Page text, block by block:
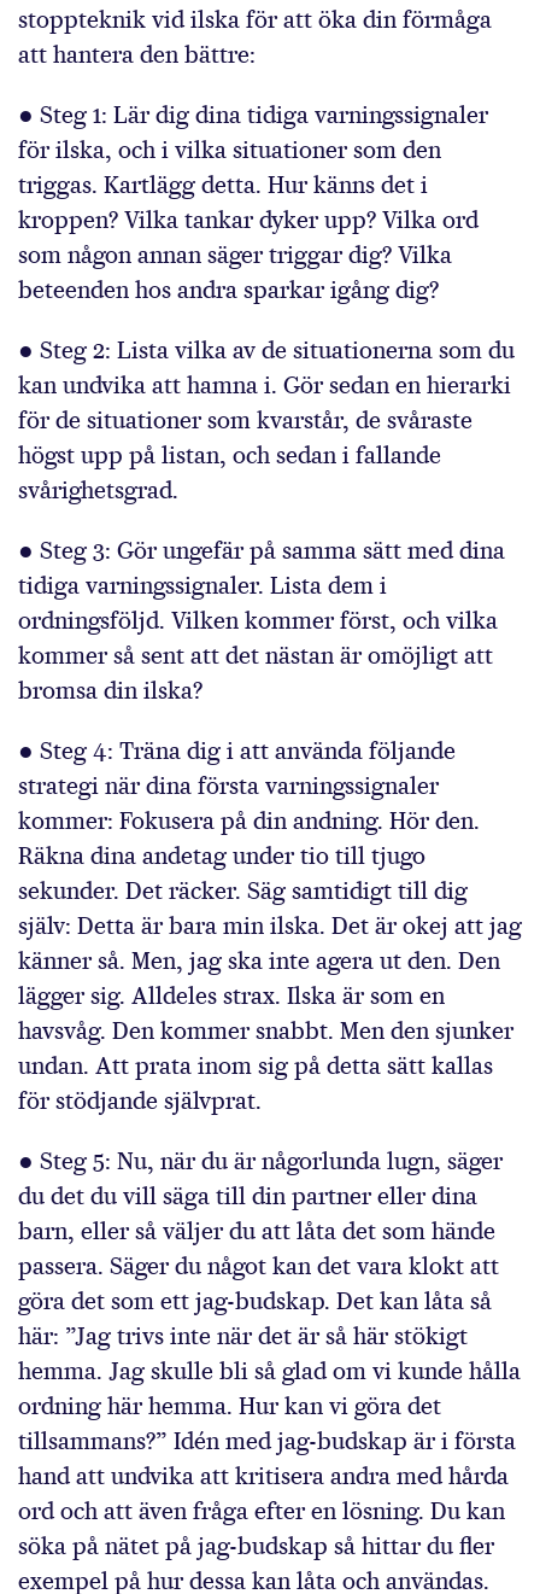
stoppteknik vid ilska för att öka din förmåga
att hantera den bättre:
● Steg 1: Lär dig dina tidiga varningssignaler
för ilska, och i vilka situationer som den
triggas. Kartlägg detta. Hur känns det i
kroppen? Vilka tankar dyker upp? Vilka ord
som någon annan säger triggar dig? Vilka
beteenden hos andra sparkar igång dig?
● Steg 2: Lista vilka av de situationerna som du
kan undvika att hamna i. Gör sedan en hierarki
för de situationer som kvarstår, de svåraste
högst upp på listan, och sedan i fallande
svårighetsgrad.
● Steg 3: Gör ungefär på samma sätt med dina
tidiga varningssignaler. Lista dem i
ordningsföljd. Vilken kommer först, och vilka
kommer så sent att det nästan är omöjligt att
bromsa din ilska?
● Steg 4: Träna dig i att använda följande
strategi när dina första varningssignaler
kommer: Fokusera på din andning. Hör den.
Räkna dina andetag under tio till tjugo
sekunder. Det räcker. Säg samtidigt till dig
själv: Detta är bara min ilska. Det är okej att jag
känner så. Men, jag ska inte agera ut den. Den
lägger sig. Alldeles strax. Ilska är som en
havsvåg. Den kommer snabbt. Men den sjunker
undan. Att prata inom sig på detta sätt kallas
för stödjande självprat.
● Steg 5: Nu, när du är någorlunda lugn, säger
du det du vill säga till din partner eller dina
barn, eller så väljer du att låta det som hände
passera. Säger du något kan det vara klokt att
göra det som ett jag-budskap. Det kan låta så
här: ”Jag trivs inte när det är så här stökigt
hemma. Jag skulle bli så glad om vi kunde hålla
ordning här hemma. Hur kan vi göra det
tillsammans?” Idén med jag-budskap är i första
hand att undvika att kritisera andra med hårda
ord och att även fråga efter en lösning. Du kan
söka på nätet på jag-budskap så hittar du fler
exempel på hur dessa kan låta och användas.